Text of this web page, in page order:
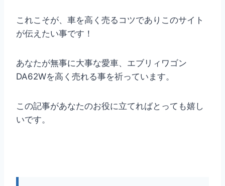
これこそが、車を高く売るコツでありこのサイト
が伝えたい事です！
あなたが無事に大事な愛車、エブリィワゴン
DA62Wを高く売れる事を祈っています。
この記事があなたのお役に立てればとっても嬉し
いです。